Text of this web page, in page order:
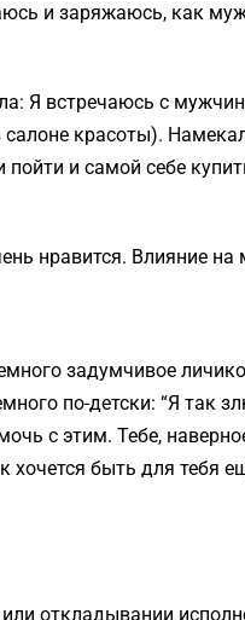
и заряжаюсь, как
Я встречаюсь с
красоты).
и самой себе
нравится. Влияние на
задумчивое
по-детски: “Я так
с этим. Тебе,
хочется быть для тебя
откладывании